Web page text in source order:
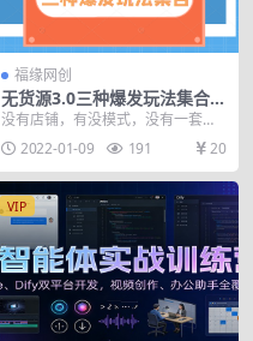
福缘网创
无货源3.0三种爆发玩法集合，
快速上手完成你的店铺飞起爆
没有店铺，有没模式，没有一套系
统可落地的打法，一切都是空谈！
安哥过通对各种法玩的...
2022-01-09 191 20
VIP